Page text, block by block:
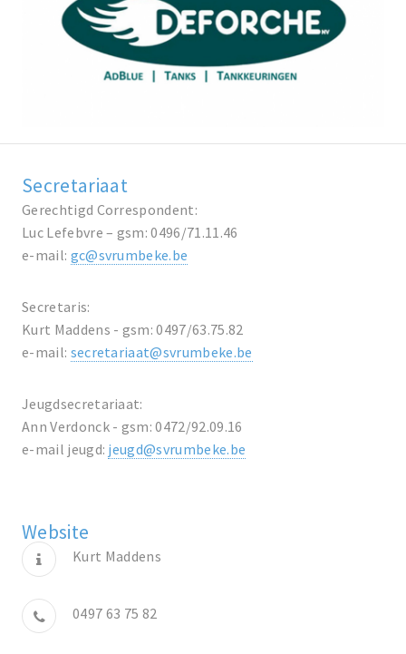
Secretariaat
Gerechtigd Correspondent:
Luc Lefebvre – gsm: 0496/71.11.46
e-mail: gc@svrumbeke.be
Secretaris:
Kurt Maddens - gsm: 0497/63.75.82
e-mail: secretariaat@svrumbeke.be
Jeugdsecretariaat:
Ann Verdonck - gsm: 0472/92.09.16
e-mail jeugd: jeugd@svrumbeke.be
Website
Kurt Maddens
0497 63 75 82